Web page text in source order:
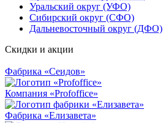
Уральский округ (УФО)
Сибирский округ (СФО)
Дальневосточный округ (ДФО)
Скидки и акции
Фабрика «Сеидов»
Компания «Profoffice»
Фабрика «Елизавета»